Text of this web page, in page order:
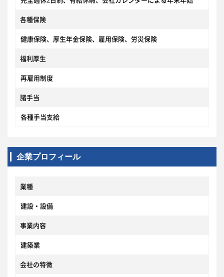
各種保険
健康保険、厚生年金保険、雇用保険、労災保険
福利厚生
再雇用制度
諸手当
各種手当支給
企業プロフィール
業種
建設・設備
事業内容
建築業
会社の特徴